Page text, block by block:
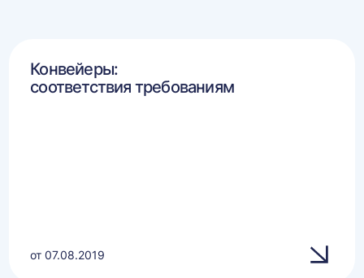
Конвейеры:
соответствия требованиям
от 07.08.2019